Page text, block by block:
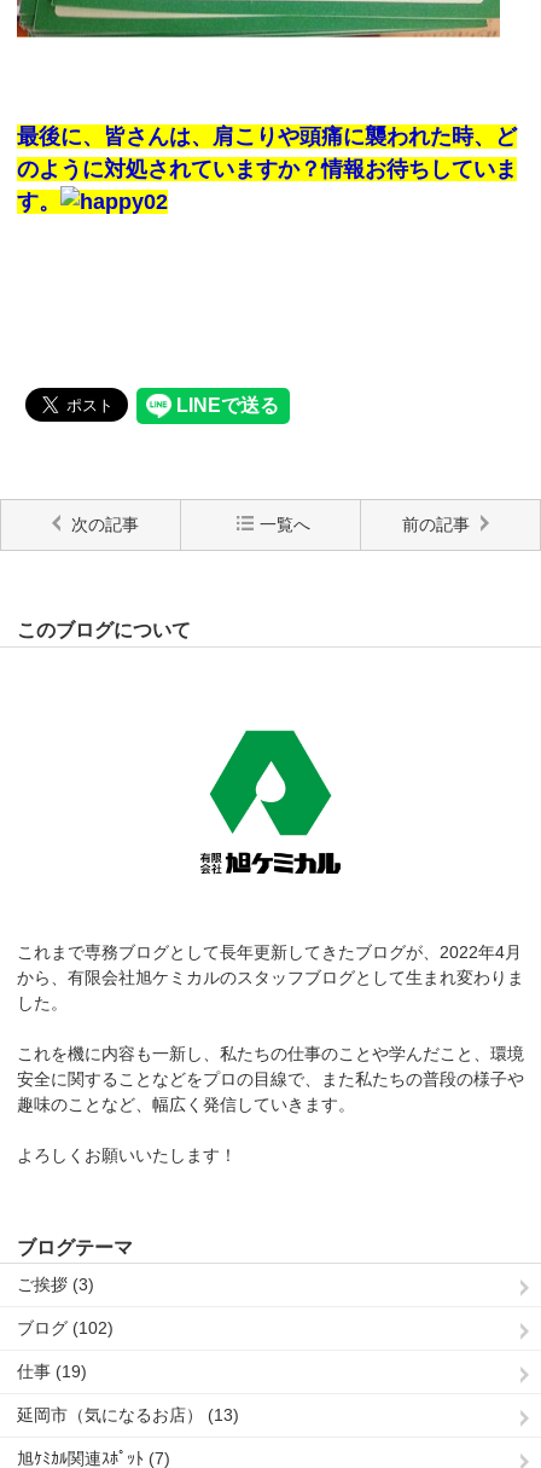
最後に、皆さんは、肩こりや頭痛に襲われた時、ど
のように対処されていますか？情報お待ちしていま
す。
次の記事 一覧へ 前の記事
このブログについて
これまで専務ブログとして長年更新してきたブログが、2022年4月
から、有限会社旭ケミカルのスタッフブログとして生まれ変わりま
した。
これを機に内容も一新し、私たちの仕事のことや学んだこと、環境
安全に関することなどをプロの目線で、また私たちの普段の様子や
趣味のことなど、幅広く発信していきます。
よろしくお願いいたします！
ブログテーマ
ご挨拶 (3)
ブログ (102)
仕事 (19)
延岡市（気になるお店） (13)
旭ｹﾐｶﾙ関連ｽﾎﾟｯﾄ (7)